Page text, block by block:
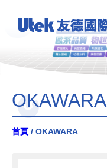
OKAWARA
首頁 / OKAWARA